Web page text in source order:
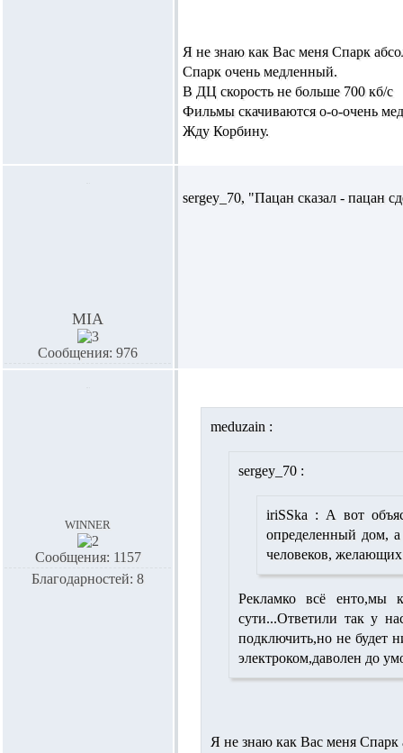
Я не знаю как Вас меня Спарк
Спарк очень медленный.
В ДЦ скорость не больше 700 кб/с
Фильмы скачиваются о-о-очень
Жду Корбину.
MIA
Сообщения: 976
sergey_70, "Пацан сказал - пацан
winner
Сообщения: 1157
Благодарностей: 8
meduzain :
sergey_70 :
iriSSka : А вот
определенный дом,
человеков, желающих
Рекламко всё енто,мы
сути...Ответили так у
подключить,но не будет
электроком,даволен до
Я не знаю как Вас меня Спарк